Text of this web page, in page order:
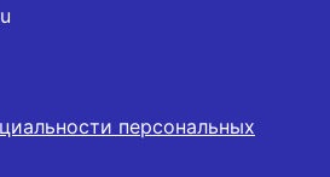
персональных